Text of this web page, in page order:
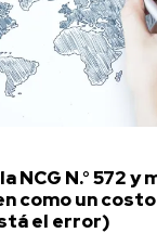
NCG N.° 572 y
como un
el error)